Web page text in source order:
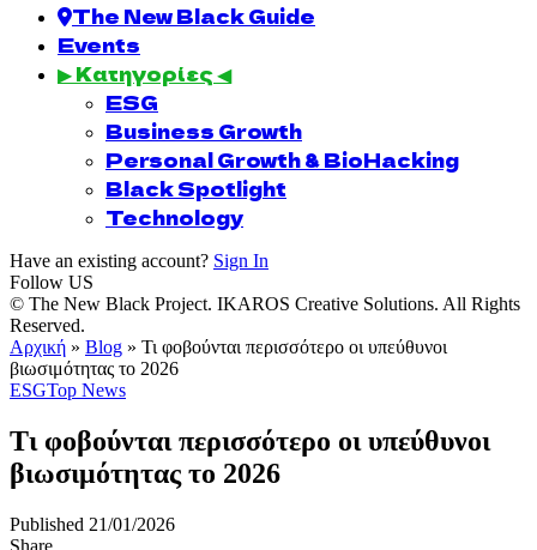
The New Black Guide
Events
▶ Κατηγορίες ◀
ESG
Business Growth
Personal Growth & BioHacking
Black Spotlight
Technology
Have an existing account? Sign In
Follow US
© The New Black Project. IKAROS Creative Solutions. All Rights
Reserved.
Αρχική » Blog » Τι φοβούνται περισσότερο οι υπεύθυνοι
βιωσιμότητας το 2026
ESGTop News
Τι φοβούνται περισσότερο οι υπεύθυνοι
βιωσιμότητας το 2026
Published 21/01/2026
Share